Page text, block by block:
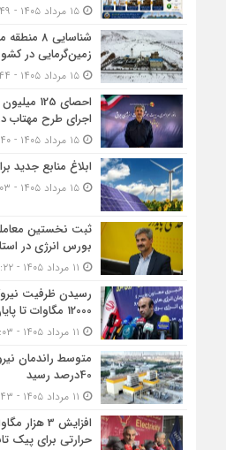
۱۵ مرداد ۱۴۰۵ - ۱۵:۴۹
شناسایی
زمین‌گرمایی در
۱۵ مرداد ۱۴۰۵ - ۱۵:۴۴
احصای
اجرای طرح مهتاب
۱۵ مرداد ۱۴۰۵ - ۱۵:۴۰
ابلاغ منابع جدید
۱۵ مرداد ۱۴۰۵ - ۱۵:۰۳
ثبت نخستین
بورس انرژی در
رسیدن ظرفیت
12000 مگاوات تا پایان سال
متوسط راندمان
40درصد رسید
افزایش 3
حرارتی برای پیک